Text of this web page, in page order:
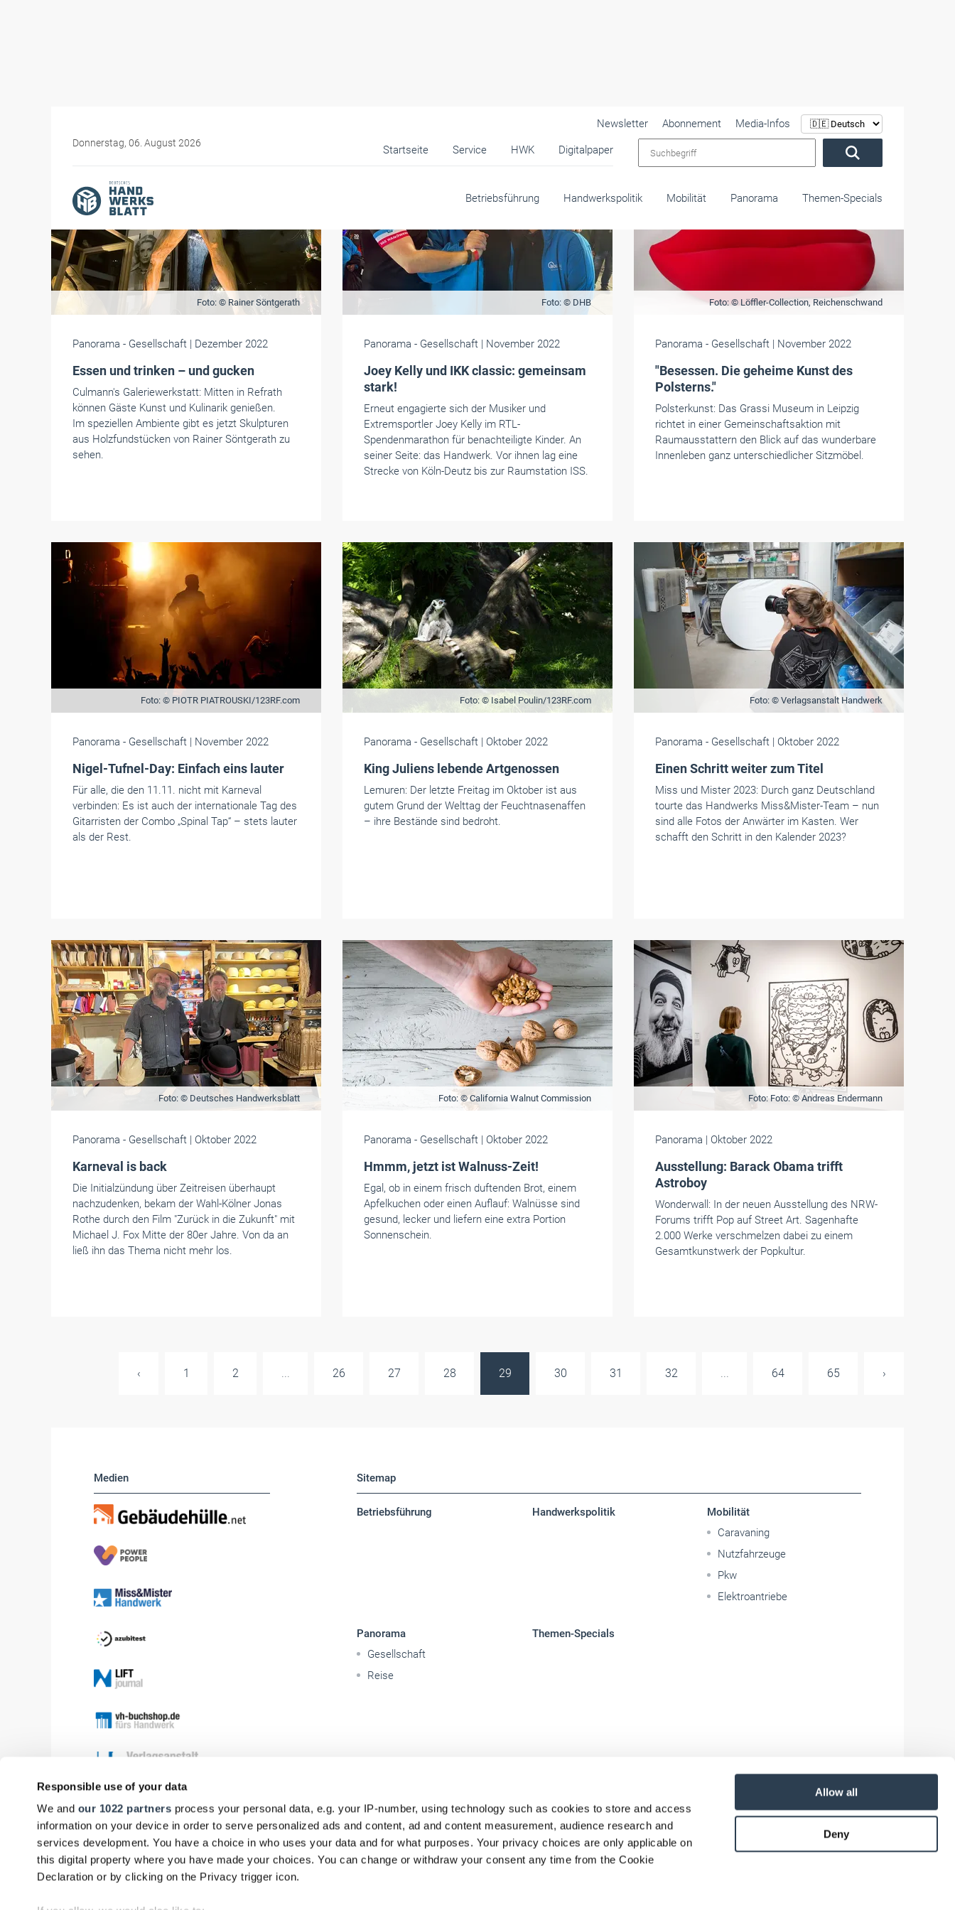
Responsible use of your data
We and our 1022 partners process your personal data, e.g. your IP-number, using technology such as cookies to store and access
information on your device in order to serve personalized ads and content, ad and content measurement, audience research and
services development. You have a choice in who uses your data and for what purposes. Your privacy choices are only applicable on
this digital property where you have made your choices. You can change or withdraw your consent any time from the Cookie
Declaration or by clicking on the Privacy trigger icon.
Allow all
Deny
Donnerstag, 06. August 2026
Startseite Service HWK Digitalpaper
Newsletter Abonnement
Media-Infos
Betriebsführung Handwerkspolitik Mobilität Panorama Themen-Specials
Foto: © Rainer Söntgerath
Panorama - Gesellschaft | Dezember 2022
Essen und trinken – und gucken
Culmann's Galeriewerkstatt: Mitten in Refrath
können Gäste Kunst und Kulinarik genießen.
Im speziellen Ambiente gibt es jetzt Skulpturen
aus Holzfundstücken von Rainer Söntgerath zu
sehen.
Foto: © DHB
Panorama - Gesellschaft | November 2022
Joey Kelly und IKK classic: gemeinsam
stark!
Erneut engagierte sich der Musiker und
Extremsportler Joey Kelly im RTL-
Spendenmarathon für benachteiligte Kinder. An
seiner Seite: das Handwerk. Vor ihnen lag eine
Strecke von Köln-Deutz bis zur Raumstation ISS.
Foto: © Löffler-Collection, Reichenschwand
Panorama - Gesellschaft | November 2022
"Besessen. Die geheime Kunst des
Polsterns."
Polsterkunst: Das Grassi Museum in Leipzig
richtet in einer Gemeinschaftsaktion mit
Raumausstattern den Blick auf das wunderbare
Innenleben ganz unterschiedlicher Sitzmöbel.
Foto: © PIOTR PIATROUSKI/123RF.com
Panorama - Gesellschaft | November 2022
Nigel-Tufnel-Day: Einfach eins lauter
Für alle, die den 11.11. nicht mit Karneval
verbinden: Es ist auch der internationale Tag des
Gitarristen der Combo „Spinal Tap“ – stets lauter
als der Rest.
Foto: © Isabel Poulin/123RF.com
Panorama - Gesellschaft | Oktober 2022
King Juliens lebende Artgenossen
Lemuren: Der letzte Freitag im Oktober ist aus
gutem Grund der Welttag der Feuchtnasenaffen
– ihre Bestände sind bedroht.
Foto: © Verlagsanstalt Handwerk
Panorama - Gesellschaft | Oktober 2022
Einen Schritt weiter zum Titel
Miss und Mister 2023: Durch ganz Deutschland
tourte das Handwerks Miss&Mister-Team – nun
sind alle Fotos der Anwärter im Kasten. Wer
schafft den Schritt in den Kalender 2023?
Foto: © Deutsches Handwerksblatt
Panorama - Gesellschaft | Oktober 2022
Karneval is back
Die Initialzündung über Zeitreisen überhaupt
nachzudenken, bekam der Wahl-Kölner Jonas
Rothe durch den Film "Zurück in die Zukunft" mit
Michael J. Fox Mitte der 80er Jahre. Von da an
ließ ihn das Thema nicht mehr los.
Foto: © California Walnut Commission
Panorama - Gesellschaft | Oktober 2022
Hmmm, jetzt ist Walnuss-Zeit!
Egal, ob in einem frisch duftenden Brot, einem
Apfelkuchen oder einen Auflauf: Walnüsse sind
gesund, lecker und liefern eine extra Portion
Sonnenschein.
Foto: Foto: © Andreas Endermann
Panorama | Oktober 2022
Ausstellung: Barack Obama trifft
Astroboy
Wonderwall: In der neuen Ausstellung des NRW-
Forums trifft Pop auf Street Art. Sagenhafte
2.000 Werke verschmelzen dabei zu einem
Gesamtkunstwerk der Popkultur.
‹ 1 2 ... 26 27 28 29 30 31 32 ... 64 65 ›
Medien Sitemap
Betriebsführung Handwerkspolitik
Mobilität
Caravaning
Nutzfahrzeuge
Pkw
Elektroantriebe
Panorama
Gesellschaft
Reise
Themen-Specials